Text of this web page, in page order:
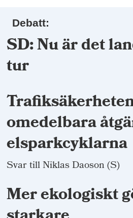
Debatt:
SD: Nu är det
tur
omedelbara
elsparkcyklarna
Svar till Niklas Daoson (S)
Mer ekologiskt